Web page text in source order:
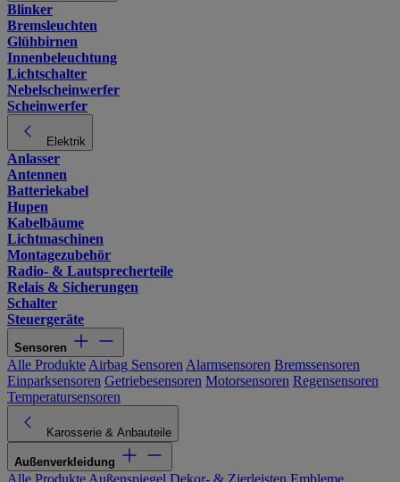
Blinker
Bremsleuchten
Glühbirnen
Innenbeleuchtung
Lichtschalter
Nebelscheinwerfer
Scheinwerfer
Elektrik
Anlasser
Antennen
Batteriekabel
Hupen
Kabelbäume
Lichtmaschinen
Montagezubehör
Radio- & Lautsprecherteile
Relais & Sicherungen
Schalter
Steuergeräte
Sensoren
Alle Produkte Airbag Sensoren Alarmsensoren Bremssensoren
Einparksensoren Getriebesensoren Motorsensoren Regensensoren
Temperatursensoren
Karosserie & Anbauteile
Außenverkleidung
Alle Produkte Außenspiegel Dekor- & Zierleisten Embleme